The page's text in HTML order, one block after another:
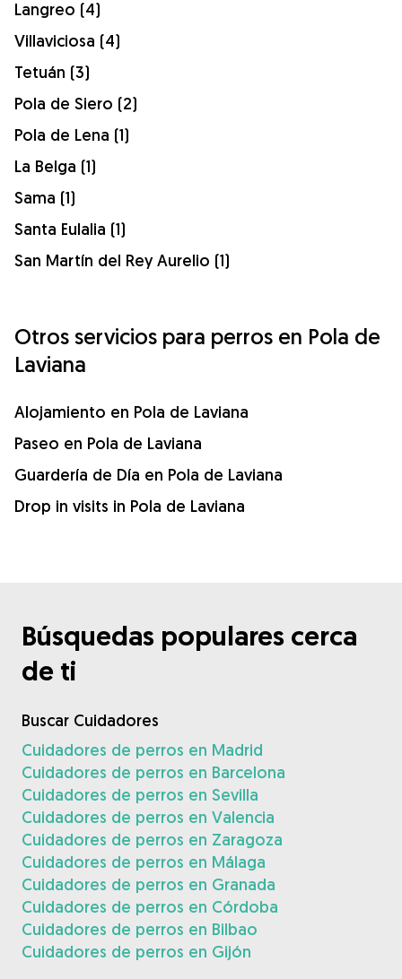
Langreo (4)
Villaviciosa (4)
Tetuán (3)
Pola de Siero (2)
Pola de Lena (1)
La Belga (1)
Sama (1)
Santa Eulalia (1)
San Martín del Rey Aurelio (1)
Otros servicios para perros en Pola de
Laviana
Alojamiento en Pola de Laviana
Paseo en Pola de Laviana
Guardería de Día en Pola de Laviana
Drop in visits in Pola de Laviana
Búsquedas populares cerca
de ti
Buscar Cuidadores
Cuidadores de perros en Madrid
Cuidadores de perros en Barcelona
Cuidadores de perros en Sevilla
Cuidadores de perros en Valencia
Cuidadores de perros en Zaragoza
Cuidadores de perros en Málaga
Cuidadores de perros en Granada
Cuidadores de perros en Córdoba
Cuidadores de perros en Bilbao
Cuidadores de perros en Gijón